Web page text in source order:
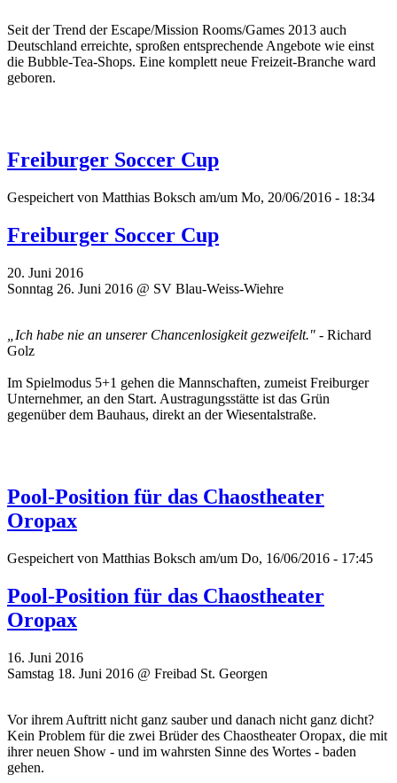
Seit der Trend der Escape/Mission Rooms/Games 2013 auch
Deutschland erreichte, sproßen entsprechende Angebote wie einst
die Bubble-Tea-Shops. Eine komplett neue Freizeit-Branche ward
geboren.
Freiburger Soccer Cup
Gespeichert von Matthias Boksch am/um Mo, 20/06/2016 - 18:34
Freiburger Soccer Cup
20. Juni 2016
Sonntag 26. Juni 2016 @ SV Blau-Weiss-Wiehre
„Ich habe nie an unserer Chancenlosigkeit gezweifelt." - Richard
Golz
Im Spielmodus 5+1 gehen die Mannschaften, zumeist Freiburger
Unternehmer, an den Start. Austragungsstätte ist das Grün
gegenüber dem Bauhaus, direkt an der Wiesentalstraße.
Pool-Position für das Chaostheater
Oropax
Gespeichert von Matthias Boksch am/um Do, 16/06/2016 - 17:45
Pool-Position für das Chaostheater
Oropax
16. Juni 2016
Samstag 18. Juni 2016 @ Freibad St. Georgen
Vor ihrem Auftritt nicht ganz sauber und danach nicht ganz dicht?
Kein Problem für die zwei Brüder des Chaostheater Oropax, die mit
ihrer neuen Show - und im wahrsten Sinne des Wortes - baden
gehen.